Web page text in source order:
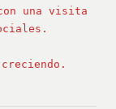
una visita